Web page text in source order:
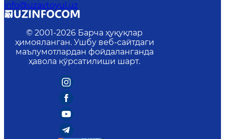
info@uzavtoyul.uz
© 2001-2026 Барча ҳуқуқлар
ҳимояланган. Ушбу веб-сайтдаги
маълумотлардан фойдаланганда
ҳавола кўрсатилиши шарт.